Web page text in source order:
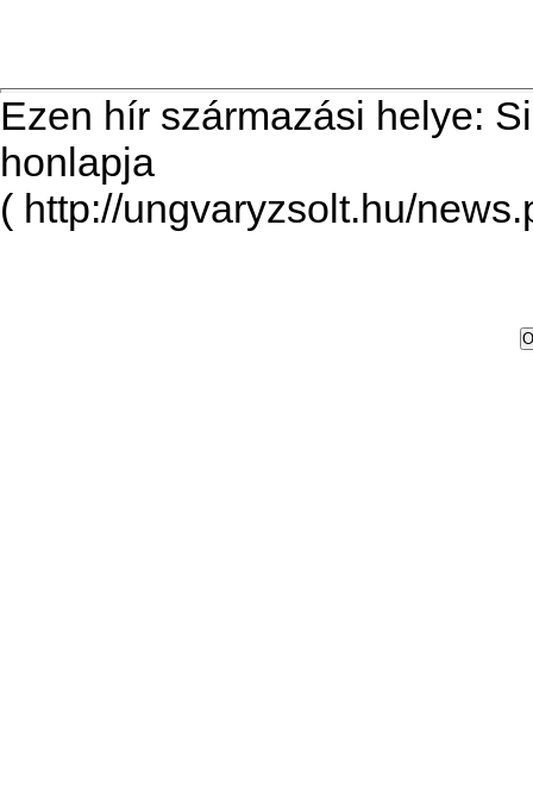
Ezen hír származási helye:
honlapja
( http://ungvaryzsolt.hu/